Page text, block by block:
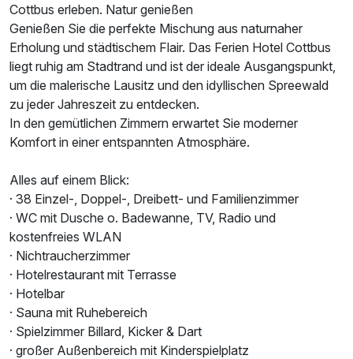
Ausstattung
Für 3 Tage p.P. ab
Dreibettzimmer
3 Erwachsene und 1 Kind
Cottbus erleben. Natur genießen
Genießen Sie die perfekte Mischung aus naturnaher
Erholung und städtischem Flair. Das Ferien Hotel Cottbus
liegt ruhig am Stadtrand und ist der ideale Ausgangspunkt,
um die malerische Lausitz und den idyllischen Spreewald
zu jeder Jahreszeit zu entdecken.
In den gemütlichen Zimmern erwartet Sie moderner
Komfort in einer entspannten Atmosphäre.
Alles auf einem Blick:
· 38 Einzel-, Doppel-, Dreibett- und Familienzimmer
· WC mit Dusche o. Badewanne, TV, Radio und
kostenfreies WLAN
· Nichtraucherzimmer
· Hotelrestaurant mit Terrasse
· Hotelbar
· Sauna mit Ruhebereich
· Spielzimmer Billard, Kicker & Dart
· großer Außenbereich mit Kinderspielplatz